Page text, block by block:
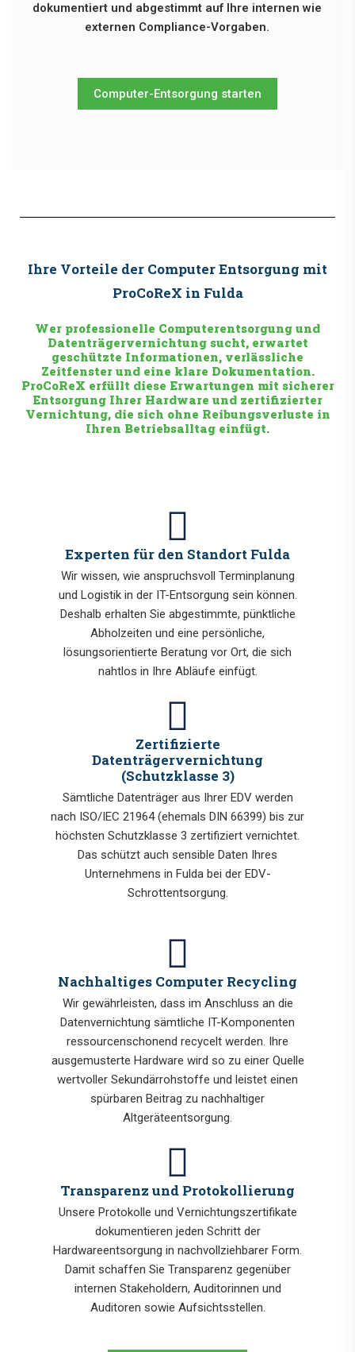
dokumentiert und abgestimmt auf Ihre internen wie
externen Compliance-Vorgaben.
Computer-Entsorgung starten
Ihre Vorteile der Computer Entsorgung mit
ProCoReX in Fulda
Wer professionelle Computerentsorgung und
Datenträgervernichtung sucht, erwartet
geschützte Informationen, verlässliche
Zeitfenster und eine klare Dokumentation.
ProCoReX erfüllt diese Erwartungen mit sicherer
Entsorgung Ihrer Hardware und zertifizierter
Vernichtung, die sich ohne Reibungsverluste in
Ihren Betriebsalltag einfügt.
Experten für den Standort Fulda
Wir wissen, wie anspruchsvoll Terminplanung
und Logistik in der IT-Entsorgung sein können.
Deshalb erhalten Sie abgestimmte, pünktliche
Abholzeiten und eine persönliche,
lösungsorientierte Beratung vor Ort, die sich
nahtlos in Ihre Abläufe einfügt.
Zertifizierte
Datenträgervernichtung
(Schutzklasse 3)
Sämtliche Datenträger aus Ihrer EDV werden
nach ISO/IEC 21964 (ehemals DIN 66399) bis zur
höchsten Schutzklasse 3 zertifiziert vernichtet.
Das schützt auch sensible Daten Ihres
Unternehmens in Fulda bei der EDV-
Schrottentsorgung.
Nachhaltiges Computer Recycling
Wir gewährleisten, dass im Anschluss an die
Datenvernichtung sämtliche IT-Komponenten
ressourcenschonend recycelt werden. Ihre
ausgemusterte Hardware wird so zu einer Quelle
wertvoller Sekundärrohstoffe und leistet einen
spürbaren Beitrag zu nachhaltiger
Altgeräteentsorgung.
Transparenz und Protokollierung
Unsere Protokolle und Vernichtungszertifikate
dokumentieren jeden Schritt der
Hardwareentsorgung in nachvollziehbarer Form.
Damit schaffen Sie Transparenz gegenüber
internen Stakeholdern, Auditorinnen und
Auditoren sowie Aufsichtsstellen.